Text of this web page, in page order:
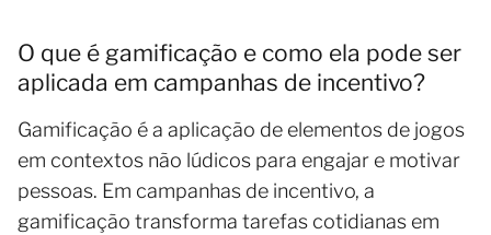
O que é gamificação e como ela pode ser
aplicada em campanhas de incentivo?
Gamificação é a aplicação de elementos de jogos
em contextos não lúdicos para engajar e motivar
pessoas. Em campanhas de incentivo, a
gamificação transforma tarefas cotidianas em